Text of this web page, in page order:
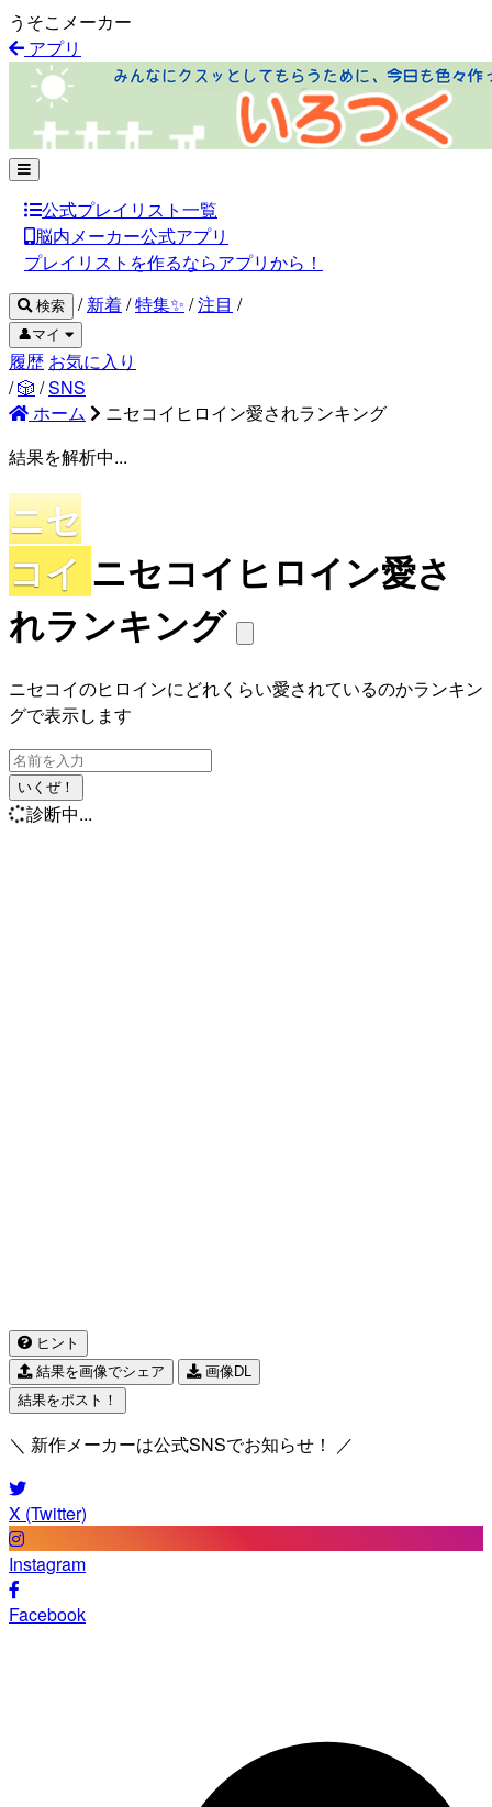
うそこメーカー
アプリ
公式プレイリスト一覧
脳内メーカー公式アプリ
プレイリストを作るならアプリから！
検索 / 新着/特集✨ /注目 /
👤マイ
履歴 お気に入り
/🎲 /SNS
ホーム
ニセコイヒロイン愛されランキング
結果を解析中...
ニセ
コイ ニセコイヒロイン愛さ
れランキング
ニセコイのヒロインにどれくらい愛されているのかランキン
グで表示します
いくぜ！
診断中...
ヒント
結果を画像でシェア
画像DL
結果をポスト！
＼ 新作メーカーは公式SNSでお知らせ！ ／
X (Twitter)
Instagram
Facebook